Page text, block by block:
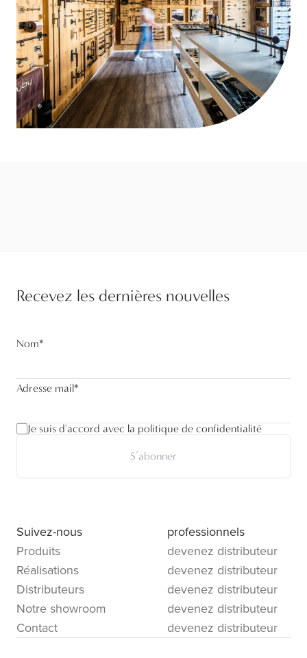
Recevez les dernières nouvelles
Nom*
Adresse mail*
Je suis d'accord avec la politique de confidentialité
S’abonner
Suivez-nous
Produits
Réalisations
Distributeurs
Notre showroom
Contact
professionnels
devenez distributeur
devenez distributeur
devenez distributeur
devenez distributeur
devenez distributeur